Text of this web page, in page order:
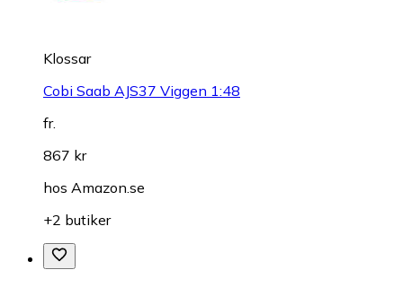
Klossar
Cobi Saab AJS37 Viggen 1:48
fr.
867 kr
hos Amazon.se
+2 butiker